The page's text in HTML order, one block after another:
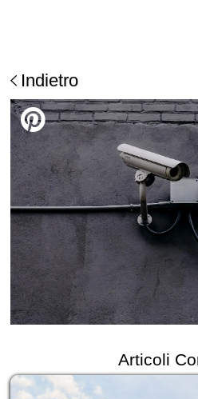
Indietro
Articoli